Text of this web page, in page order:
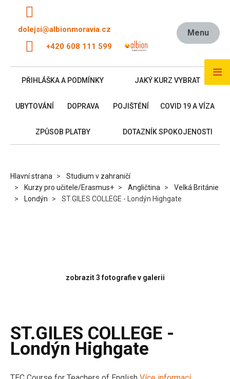
dolejsi@albionmoravia.cz
+420 608 111 599
Menu
PŘIHLÁŠKA A PODMÍNKY JAKÝ KURZ VYBRAT
UBYTOVÁNÍ DOPRAVA POJIŠTĚNÍ COVID 19 A VÍZA
ZPŮSOB PLATBY DOTAZNÍK SPOKOJENOSTI
Hlavní strana
Studium v zahraničí
Kurzy pro učitele/Erasmus+
Angličtina
Velká Británie
Londýn
ST.GILES COLLEGE - Londýn Highgate
zobrazit 3 fotografie v galerii
ST.GILES COLLEGE -
Londýn Highgate